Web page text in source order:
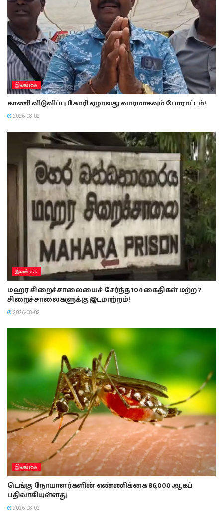
இலங்கை
காணி விடுவிப்பு கோரி ஏழாவது வாரமாகவும் போராட்டம்!
2026-08-02
இலங்கை
மஹர சிறைச்சாலையைச் சேர்ந்த 104 கைதிகள் மற்ற 7
சிறைச்சாலைகளுக்கு இடமாற்றம்!
2026-08-02
இலங்கை
டெங்கு நோயாளர்களின் எண்ணிக்கை 86,000 ஆகப்
பதிவாகியுள்ளது
2026-08-02